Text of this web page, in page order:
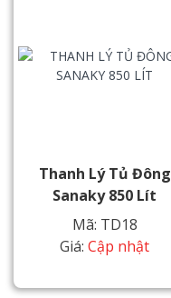
Thanh Lý Tủ Đông
Sanaky 850 Lít
Mã: TD18
Giá: Cập nhật